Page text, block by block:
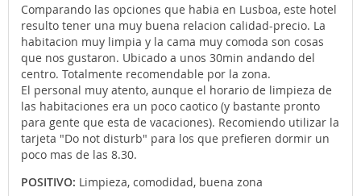
Comparando las opciones que habia en Lusboa, este hotel
resulto tener una muy buena relacion calidad-precio. La
habitacion muy limpia y la cama muy comoda son cosas
que nos gustaron. Ubicado a unos 30min andando del
centro. Totalmente recomendable por la zona.
El personal muy atento, aunque el horario de limpieza de
las habitaciones era un poco caotico (y bastante pronto
para gente que esta de vacaciones). Recomiendo utilizar la
tarjeta "Do not disturb" para los que prefieren dormir un
poco mas de las 8.30.
POSITIVO: Limpieza, comodidad, buena zona